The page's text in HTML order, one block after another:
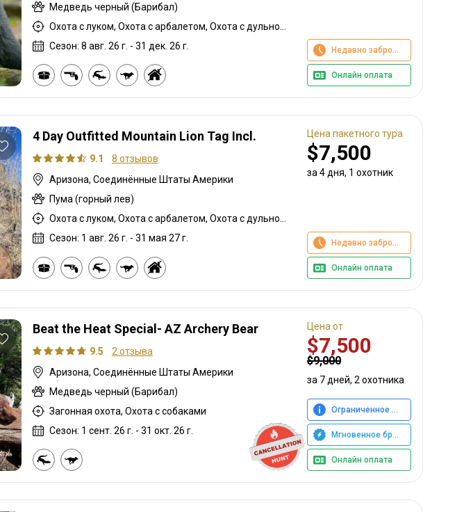
Медведь черный (Барибал)
Сезон: 8 авг. 26 г. - 31 дек. 26 г.
Недавно забронировано
Онлайн оплата
4 Day Outfitted Mountain Lion Tag Incl.
9.1
8 отзывов
Аризона, Соединённые Штаты Америки
Пума (горный лев)
Сезон: 1 авг. 26 г. - 31 мая 27 г.
Цена пакетного тура
$7,500
за 4 дня, 1 охотник
Недавно забронировано
Онлайн оплата
Beat the Heat Special- AZ Archery Bear
9.5
2 отзыва
Аризона, Соединённые Штаты Америки
Медведь черный (Барибал)
Загонная охота, Охота с собаками
Сезон: 1 сент. 26 г. - 31 окт. 26 г.
Цена от
$7,500
$9,000
за 7 дней, 2 охотника
Ограниченное предложение
Мгновенное бронирование
Онлайн оплата